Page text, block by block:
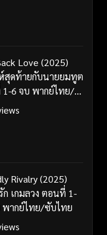
Love (2025)
สุดท้ายกับนายยมทูต
6 จบ พากย์ไทย/
Rivalry (2025)
ก เกมลวง ตอนที่ 1-
พากย์ไทย/ซับไทย